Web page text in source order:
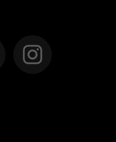
PinterestInstagram